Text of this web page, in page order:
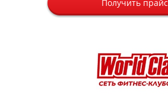
Получить прайс